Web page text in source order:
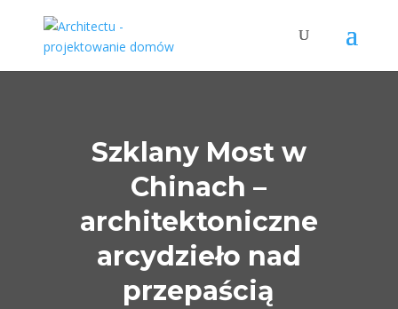
Szklany Most w
Chinach –
architektoniczne
arcydzieło nad
przepaścią